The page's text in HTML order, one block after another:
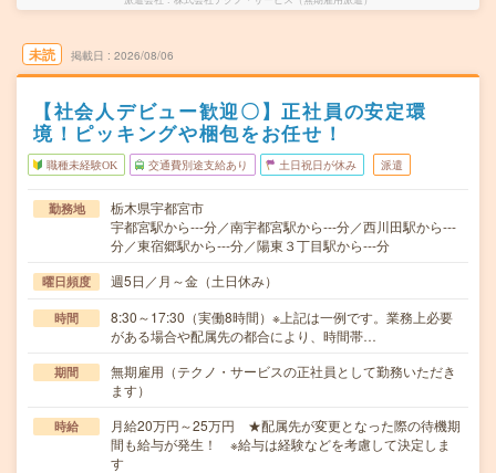
未読 掲載日 2026/08/06
【社会人デビュー歓迎〇】正社員の安定環
境！ピッキングや梱包をお任せ！
職種未経験OK 交通費別途支給あり 土日祝日が休み 派遣
勤務地
栃木県宇都宮市
宇都宮駅から---分／南宇都宮駅から---分／西川田駅から---
分／東宿郷駅から---分／陽東３丁目駅から---分
曜日頻度 週5日／月～金（土日休み）
時間
8:30～17:30（実働8時間）※上記は一例です。業務上必要
がある場合や配属先の都合により、時間帯…
期間
無期雇用（テクノ・サービスの正社員として勤務いただき
ます）
時給
月給20万円～25万円 ★配属先が変更となった際の待機期
間も給与が発生！ ※給与は経験などを考慮して決定しま
す